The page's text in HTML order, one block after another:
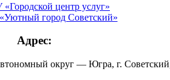
центр услуг»
город Советский»
Адрес:
округ — Югра, г.